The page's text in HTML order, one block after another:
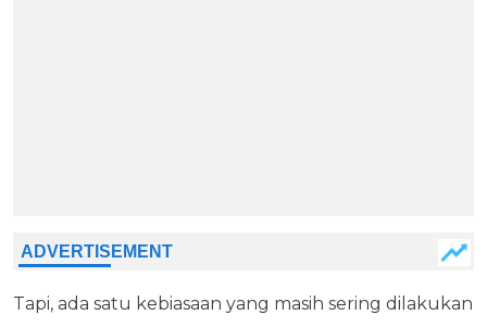
Tapi, ada satu kebiasaan yang masih sering dilakukan